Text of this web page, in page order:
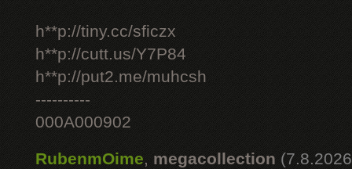
h**p://tiny.cc/sficzx
h**p://cutt.us/Y7P84
h**p://put2.me/muhcsh
----------
000A000902
RubenmOime, megacollection